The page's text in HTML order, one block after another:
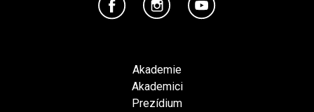
Akademie
Akademici
Prezídium